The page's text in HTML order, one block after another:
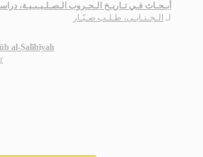
أبـحـاث فـي تـاريـخ الـحـروب الـصـلـيـبـيـة،
لـ الـجـنـابـي، طـلـب صـبّـار
al-Ṣalībīyah